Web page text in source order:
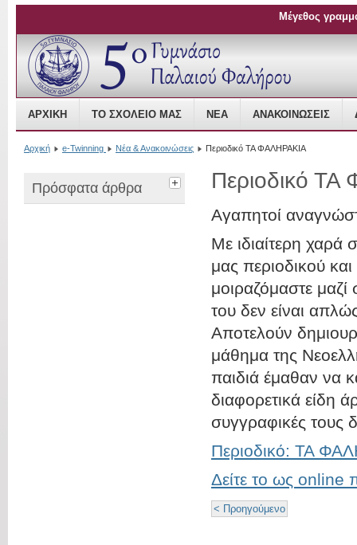
Open Source Content Management
ΑΡΧΙΚΉ ΤΟ ΣΧΟΛΕΊΟ ΜΑΣ ΝΈΑ ΑΝΑΚΟΙΝΏΣΕΙΣ
Μέγεθος
Αρχική e-Twinning Νέα & Ανακοινώσεις Περιοδικό ΤΑ ΦΑΛΗΡΑΚΙΑ
Πρόσφατα άρθρα Περιοδικό
Αγαπητοί
Με ιδιαίτερη χαρά
μας περιοδικού
μοιραζόμαστε
του δεν είναι
Αποτελούν
μάθημα της
παιδιά έμαθαν να
διαφορετικά είδη
συγγραφικές τους
Περιοδικό: ΤΑ
Δείτε το ως online
< Προηγούμενο